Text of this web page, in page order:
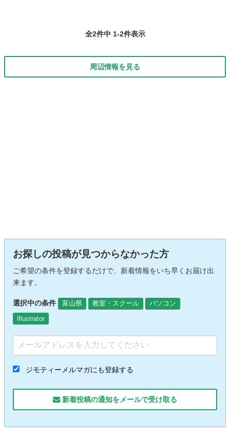
全2件中 1-2件表示
周辺情報を見る
お探しの投稿が見つからなかった方
ご希望の条件を登録するだけで、新着情報をいち早くお届け出
来ます。
選択中の条件 富山県 教室・スクール
パソコン
Illustrator
ジモティーメルマガにも登録する
新着投稿の通知をメールで受け取る